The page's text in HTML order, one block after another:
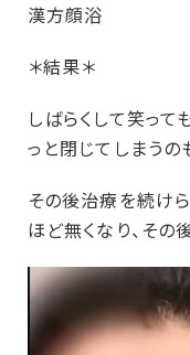
漢方顔浴
＊結果＊
しばらくして笑って
っと閉じてしまうの
その後治療を続け
ほど無くなり、その
動
画
プ